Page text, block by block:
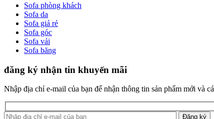
Sofa phòng khách
Sofa da
Sofa giá rẻ
Sofa góc
Sofa vải
Sofa băng
đăng ký nhận tin khuyến mãi
Nhập địa chỉ e-mail của bạn để nhận thông tin sản phẩm mới và